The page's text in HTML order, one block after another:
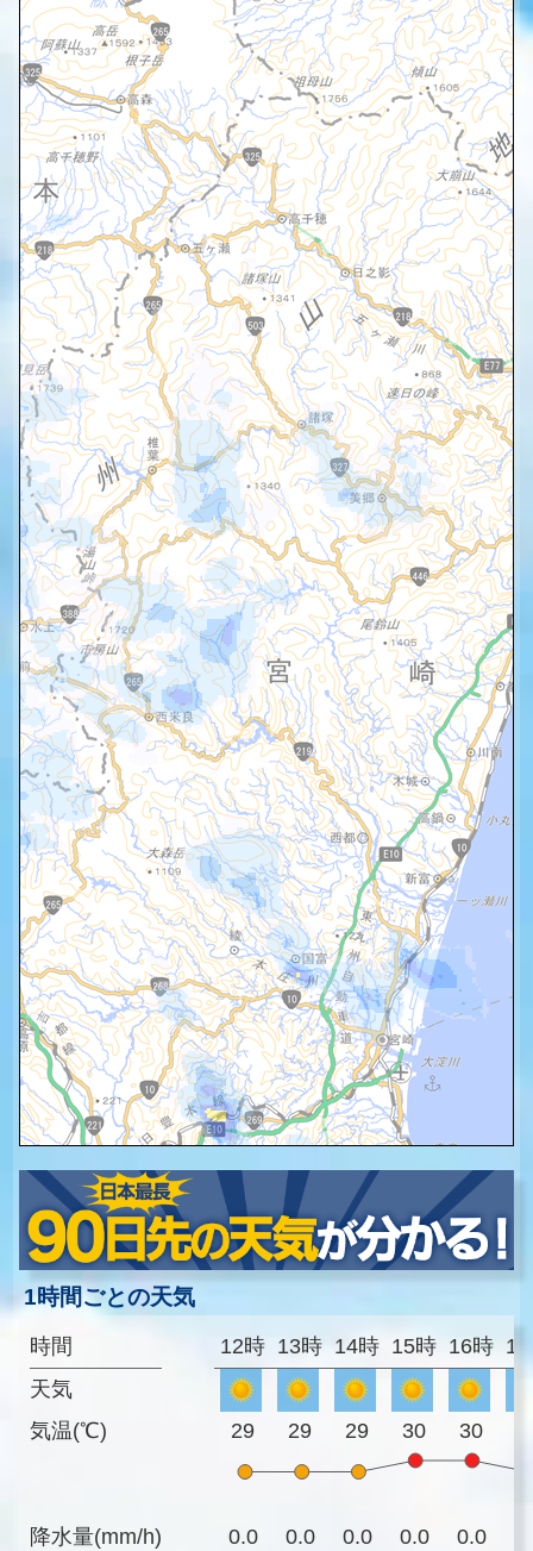
1時間ごとの天気
時間
天気
気温(℃)
降水量(mm/h)
12時 13時 14時 15時 16時
29 29 29 30 30
0.0 0.0 0.0 0.0 0.0